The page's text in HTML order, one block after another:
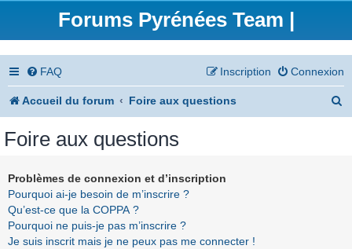
Forums Pyrénées Team |
FAQ Connexion
Inscription
Accueil du forum Foire aux questions
Foire aux questions
Problèmes de connexion et d’inscription
Pourquoi ai-je besoin de m’inscrire ?
Qu’est-ce que la COPPA ?
Pourquoi ne puis-je pas m’inscrire ?
Je suis inscrit mais je ne peux pas me connecter !